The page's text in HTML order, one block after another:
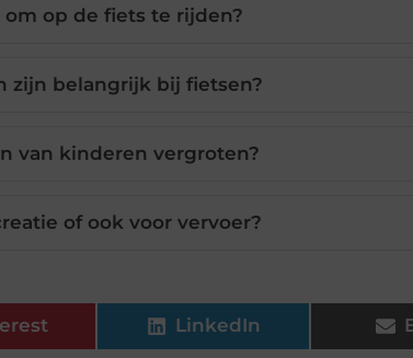
op de fiets te rijden?
zijn belangrijk bij fietsen?
van kinderen vergroten?
of ook voor vervoer?
LinkedIn